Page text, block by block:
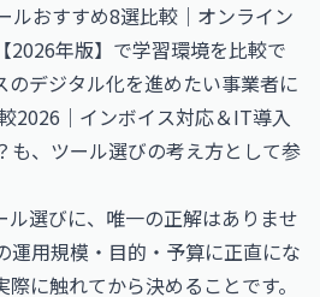
ルおすすめ8選比較｜オンライン
年版】 で学習環境を比較で
のデジタル化を進めたい事業者に
2026｜インボイス対応＆IT導入
も、ツール選びの考え方として参
ル選びに、唯一の正解はありませ
運用規模・目的・予算に正直にな
に触れてから決めることです。